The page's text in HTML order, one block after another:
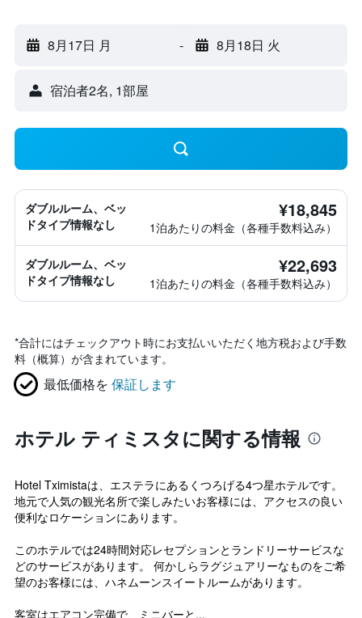
8月17日 月 - 8月18日 火
宿泊者2名, 1​部屋
ダブルルーム、ベッ
ドタイプ情報なし
¥18,845
1泊あたりの料金（各種手数料込み）
ダブルルーム、ベッ
ドタイプ情報なし
¥22,693
1泊あたりの料金（各種手数料込み）
*合計にはチェックアウト時にお支払いいただく地方税および手数
料（概算）が含まれています。
最低価格を 保証します
ホテル ティミスタに関する情報
Hotel Tximistaは、エステラにあるくつろげる4つ星ホテルです。
地元で人気の観光名所で楽しみたいお客様には、アクセスの良い
便利なロケーションにあります。
このホテルでは24時間対応レセプションとランドリーサービスな
どのサービスがあります。 何かしらラグジュアリーなものをご希
望のお客様には、ハネムーンスイートルームがあります。
客室はエアコン完備で、ミニバーと...